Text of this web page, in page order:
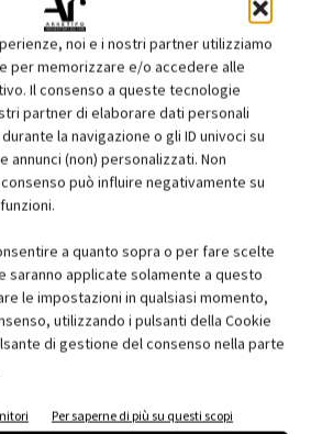
noi e i nostri partner utilizziamo
per memorizzare e/o accedere alle
Il consenso a queste tecnologie
partner di elaborare dati personali
la navigazione o gli ID univoci su
(non) personalizzati. Non
può influire negativamente su
a quanto sopra o per fare scelte
saranno applicate solamente a questo
le impostazioni in qualsiasi momento,
utilizzando i pulsanti della Cookie
di gestione del consenso nella parte
Per saperne di più su questi scopi
a Milano Citylife –